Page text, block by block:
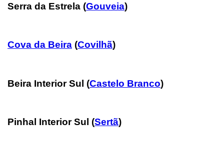
Serra da Estrela (Gouveia)
Cova da Beira (Covilhã)
Beira Interior Sul (Castelo Branco)
Pinhal Interior Sul (Sertã)